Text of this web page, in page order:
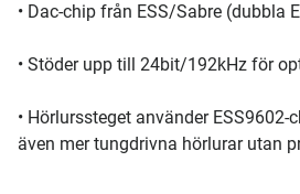
• Dac-chip från ESS/Sabre (dubbla
• Stöder upp till 24bit/192kHz för
• Hörlurssteget använder ESS9602-
även mer tungdrivna hörlurar utan